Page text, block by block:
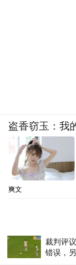
我国首座抗17级
平台投运
盗香窃玉：我
爽文